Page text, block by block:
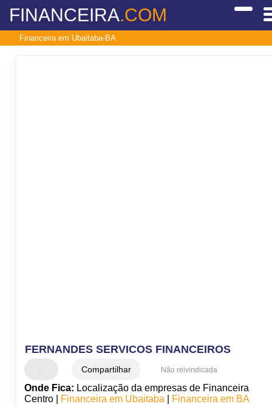
FINANCEIRA.COM
Financeira em Ubaitaba-BA
FERNANDES SERVICOS FINANCEIROS
Compartilhar Não reivindicada
Onde Fica: Localização da empresas de Financeira
Centro |
Financeira em Ubaitaba|
Financeira em BA